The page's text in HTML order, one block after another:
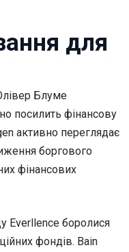
для
Блуме
посилить фінансову
активно переглядає
боргового
фінансових
Everllence боролися
фондів. Bain